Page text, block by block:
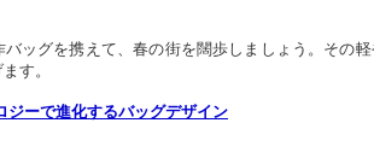
バッグを携えて、春の街を闊歩しましょう。その
す。
ジーで進化するバッグデザイン